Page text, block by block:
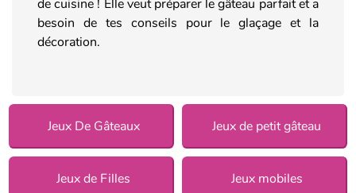
de cuisine ! Elle veut préparer le gâteau parfait et a
besoin de tes conseils pour le glaçage et la
décoration.
Jeux De Gâteaux Jeux de petit gâteau
Jeux de Filles Jeux mobiles